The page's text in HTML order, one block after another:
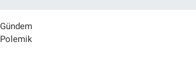
Gündem
Polemik